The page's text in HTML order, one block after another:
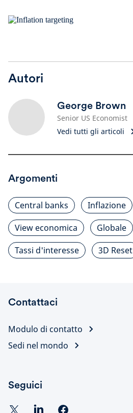
Autori
George Brown
Senior US Economist
Vedi tutti gli articoli
Argomenti
Central banks Inflazione
View economica
Globale
Tassi d'interesse
3D Reset
Contattaci
Modulo di contatto
Sedi nel mondo
Seguici